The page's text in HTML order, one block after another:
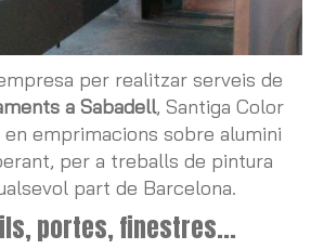
per realitzar serveis de
a Sabadell, Santiga Color
en emprimacions sobre alumini
per a treballs de pintura
part de Barcelona.
portes, finestres...